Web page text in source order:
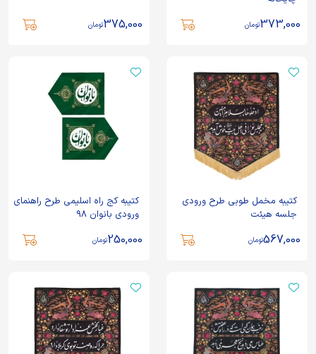
373,000تومان 375,000تومان
کتیبه مخمل طوبی طرح ورودی
جلسه هیئت
567,000تومان
کتیبه کج راه اسلیمی طرح راهنمای
ورودی بانوان 98
250,000تومان